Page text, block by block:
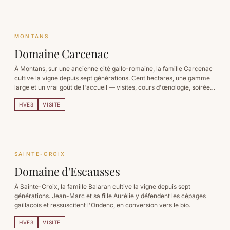
MONTANS
Domaine Carcenac
À Montans, sur une ancienne cité gallo-romaine, la famille Carcenac
cultive la vigne depuis sept générations. Cent hectares, une gamme
large et un vrai goût de l'accueil — visites, cours d'œnologie, soirées
d'été.
HVE3 VISITE
SAINTE-CROIX
Domaine d'Escausses
À Sainte-Croix, la famille Balaran cultive la vigne depuis sept
générations. Jean-Marc et sa fille Aurélie y défendent les cépages
gaillacois et ressuscitent l'Ondenc, en conversion vers le bio.
HVE3 VISITE